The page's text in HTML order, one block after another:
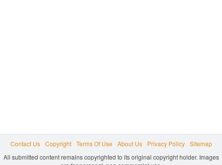
Contact Us Copyright Terms Of Use About Us Privacy Policy
Sitemap
All submitted content remains copyrighted to its original copyright holder. Images